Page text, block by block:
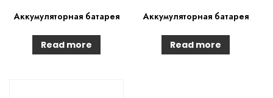
Аккумуляторная батарея
Read more
Аккумуляторная батарея
Read more